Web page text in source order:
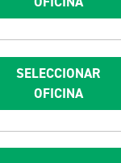
SELECCIONAR
OFICINA